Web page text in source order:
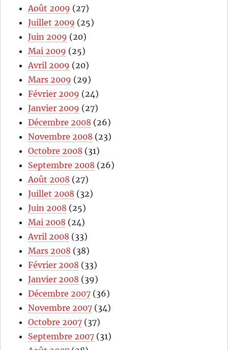
Août 2009 (27)
Juillet 2009 (25)
Juin 2009 (20)
Mai 2009 (25)
Avril 2009 (20)
Mars 2009 (29)
Février 2009 (24)
Janvier 2009 (27)
Décembre 2008 (26)
Novembre 2008 (23)
Octobre 2008 (31)
Septembre 2008 (26)
Août 2008 (27)
Juillet 2008 (32)
Juin 2008 (25)
Mai 2008 (24)
Avril 2008 (33)
Mars 2008 (38)
Février 2008 (33)
Janvier 2008 (39)
Décembre 2007 (36)
Novembre 2007 (34)
Octobre 2007 (37)
Septembre 2007 (31)